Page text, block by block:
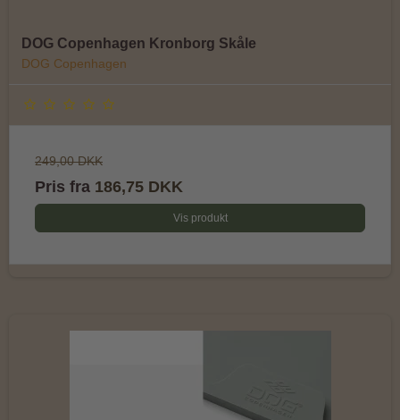
DOG Copenhagen Kronborg Skåle
DOG Copenhagen
249,00 DKK
Pris fra 186,75 DKK
Vis produkt